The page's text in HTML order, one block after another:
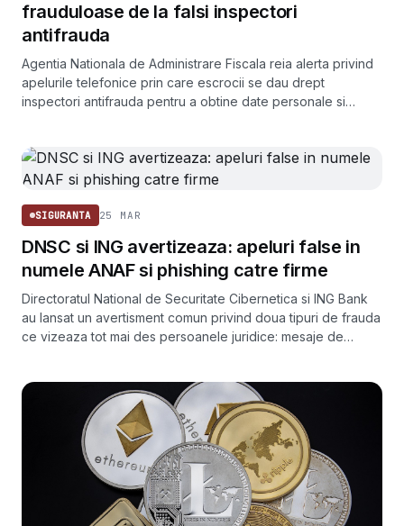
frauduloase de la falsi inspectori
antifrauda
Agentia Nationala de Administrare Fiscala reia alerta privind
apelurile telefonice prin care escrocii se dau drept
inspectori antifrauda pentru a obtine date personale si
SIGURANTA 25 MAR
DNSC si ING avertizeaza: apeluri false in
numele ANAF si phishing catre firme
Directoratul National de Securitate Cibernetica si ING Bank
au lansat un avertisment comun privind doua tipuri de frauda
ce vizeaza tot mai des persoanele juridice: mesaje de